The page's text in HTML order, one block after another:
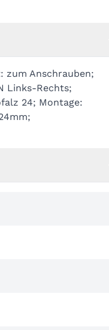
zum Anschrauben;
Links-Rechts;
24; Montage: